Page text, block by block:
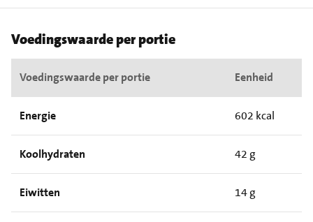
Voedingswaarde per portie
Voedingswaarde per portie Eenheid
Energie 602 kcal
Koolhydraten 42 g
Eiwitten 14 g